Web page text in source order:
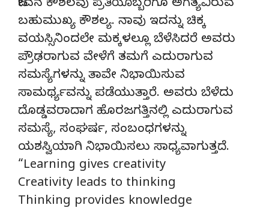
ಜೀವನ ಕೌಶಲವು ಪ್ರತಿಯೊಬ್ಬರಿಗೂ ಅಗತ್ಯವಿರುವ
ಬಹುಮುಖ್ಯ ಕೌಶಲ್ಯ. ನಾವು ಇದನ್ನು ಚಿಕ್ಕ
ವಯಸ್ಸಿನಿಂದಲೇ ಮಕ್ಕಳಲ್ಲೂ ಬೆಳೆಸಿದರೆ ಅವರು
ಪ್ರೌಢರಾಗುವ ವೇಳೆಗೆ ತಮಗೆ ಎದುರಾಗುವ
ಸಮಸ್ಯೆಗಳನ್ನು ತಾವೇ ನಿಭಾಯಿಸುವ
ಸಾಮರ್ಥ್ಯವನ್ನು ಪಡೆಯುತ್ತಾರೆ. ಅವರು ಬೆಳೆದು
ದೊಡ್ಡವರಾದಾಗ ಹೊರಜಗತ್ತಿನಲ್ಲಿ ಎದುರಾಗುವ
ಸಮಸ್ಯೆ, ಸಂಘರ್ಷ, ಸಂಬಂಧಗಳನ್ನು
ಯಶಸ್ವಿಯಾಗಿ ನಿಭಾಯಿಸಲು ಸಾಧ್ಯವಾಗುತ್ತದೆ.
“Learning gives creativity
Creativity leads to thinking
Thinking provides knowledge